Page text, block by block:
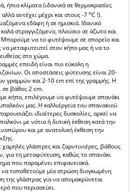
ήπια κλίματα (ιδανικά σε θερμοκρασίες
αλλά αντέχει μέχρι και στους -7 οC !).
εδάφη ή σε ημισκιά. Ιδανικό
στραγγιζόμενο, πλούσιο σε άζωτο και
Μπορούμε να το φυτέψουμε σε σπορείο και
μεταφυτευτεί στον κήπο μας ή να το
στο χώμα.
επειδή είναι πιο εύκολη η
Οι αποστάσεις φύτευσης είναι 20-
γραμμών και 2-10 cm επί της γραμμής. H
σε βάθος 2 cm.
κήπο, επιλέγουμε να φυτέψουμε σπανάκι
μας. Η καλλιέργεια του σπανακιού
ιδιαίτερες δυσκολίες, αρκεί να
με νότια ή δυτική έκθεση κατά την
και με ανατολική έκθεση την
γλάστρες και ζαρντινιέρες, βάθους
για τη μεταφύτευση, καθώς το σπανάκι
που παραμένει επιφανειακά.
να τοποθετούμε μία στρώση διογκωμένη
της γλάστρας για να απομακρύνεται
που περισσεύει.